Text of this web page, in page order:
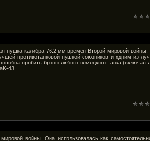
пушка калибра 76.2 мм времён Второй мировой
противотанковой пушкой союзников и одним из
пробить броню любого немецкого танка (включая
43.
войны. Она использовалась как